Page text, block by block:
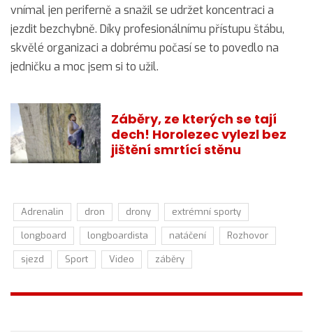
vnímal jen periferně a snažil se udržet koncentraci a
jezdit bezchybně. Díky profesionálnímu přístupu štábu,
skvělé organizaci a dobrému počasí se to povedlo na
jedničku a moc jsem si to užil.
Záběry, ze kterých se tají
dech! Horolezec vylezl bez
jištění smrtící stěnu
Adrenalin dron drony
extrémní sporty
longboard
longboardista natáčení
Rozhovor
sjezd
Sport Video záběry